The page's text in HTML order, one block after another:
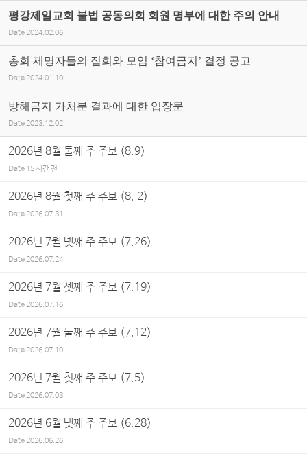
평강제일교회 불법 공동의회 회원 명부에 대한 주의 안내
Date 2024.02.06
총회 제명자들의 집회와 모임 ‘참여금지’ 결정 공고
Date 2024.01.10
방해금지 가처분 결과에 대한 입장문
Date 2023.12.02
2026년 8월 둘째 주 주보 (8.9)
Date 15 시간 전
2026년 8월 첫째 주 주보 (8. 2)
Date2026.07.31
2026년 7월 넷째 주 주보 (7.26)
Date2026.07.24
2026년 7월 셋째 주 주보 (7.19)
Date2026.07.16
2026년 7월 둘째 주 주보 (7.12)
Date2026.07.10
2026년 7월 첫째 주 주보 (7.5)
Date2026.07.03
2026년 6월 넷째 주 주보 (6.28)
Date2026.06.26